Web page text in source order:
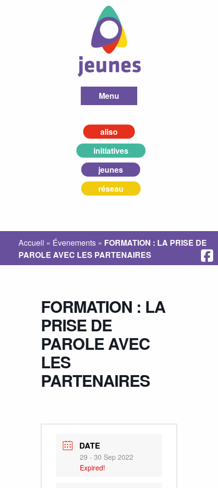
Menu
aliso
initiatives
jeunes
réseau
Accueil » Évenements » FORMATION : LA PRISE DE
PAROLE AVEC LES PARTENAIRES
FORMATION : LA
PRISE DE
PAROLE AVEC
LES
PARTENAIRES
DATE
29 - 30 Sep 2022
Expired!